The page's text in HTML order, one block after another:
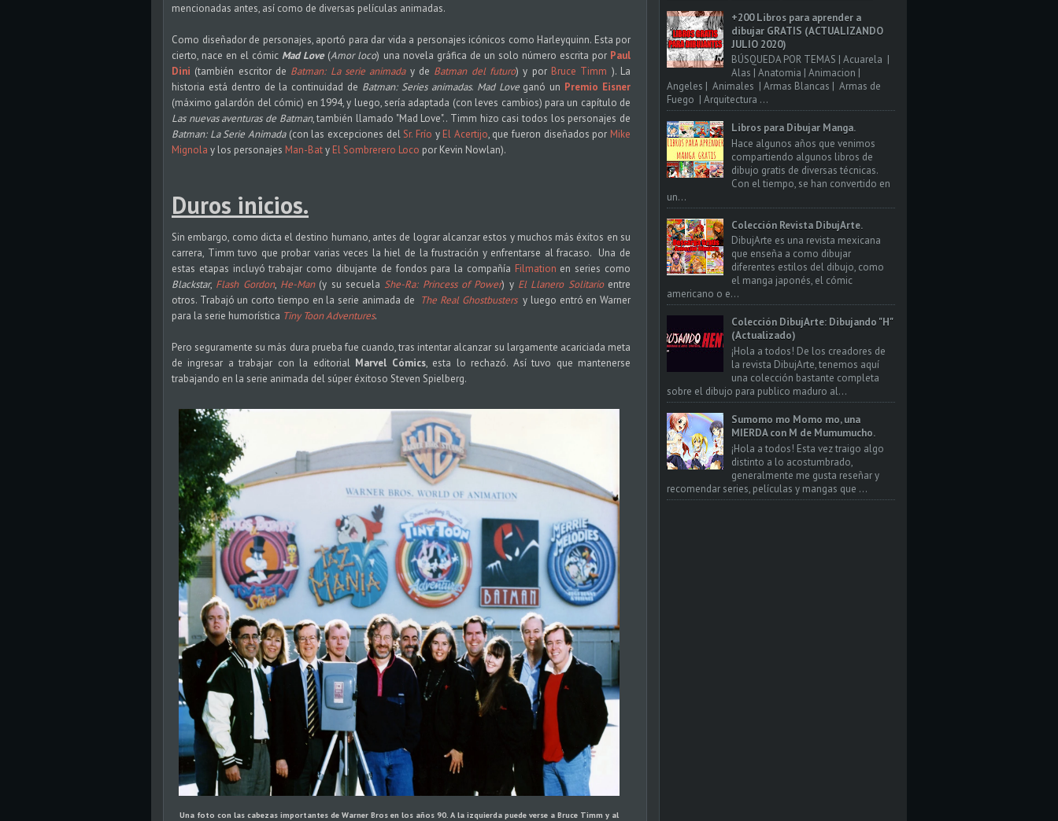
mencionadas antes, así como de diversas películas animadas.
Como diseñador de personajes, aportó para dar vida a personajes icónicos como Harleyquinn. Esta por
cierto, nace en el cómic Mad Love(Amor loco) una novela gráfica de un solo número escrita por Paul
Dini (también escritor de Batman: La serie animaday de Batman del futuro) y por Bruce Timm ). La
historia está dentro de la continuidad de Batman: Series animadas. Mad Loveganó un Premio Eisner
(máximo galardón del cómic) en 1994, y luego, sería adaptada (con leves cambios) para un capítulo de
Las nuevas aventuras de Batman, también llamado "Mad Love".. Timm hizo casi todos los personajes de
Batman: La Serie Animada(con las excepciones delSr. Frío y El Acertijo, que fueron diseñados por Mike
Mignola y los personajes Man-Baty El Sombrerero Loco por Kevin Nowlan).
Duros inicios.
Sin embargo, como dicta el destino humano, antes de lograr alcanzar estos y muchos más éxitos en su
carrera, Timm tuvo que probar varias veces la hiel de la frustración y enfrentarse al fracaso. Una de
estas etapas incluyó trabajar como dibujante de fondos para la compañía Filmation en series como
Blackstar, Flash Gordon, He-Man(y su secuela She-Ra: Princess of Power) y El Llanero Solitario entre
otros. Trabajó un corto tiempo en la serie animada de The Real Ghostbustersy luego entró en Warner
para la serie humorística Tiny Toon Adventures.
Pero seguramente su más dura prueba fue cuando, tras intentar alcanzar su largamente acariciada meta
de ingresar a trabajar con la editorial Marvel Cómics, esta lo rechazó. Así tuvo que mantenerse
trabajando en la serie animada del súper éxitoso Steven Spielberg.
Una foto con las cabezas importantes de Warner Bros en los años 90. A la izquierda puede verse a Bruce Timm y al
+200 Libros para aprender a
dibujar GRATIS (ACTUALIZANDO
JULIO 2020)
BÚSQUEDA POR TEMAS | Acuarela |
Alas | Anatomia | Animacion |
Angeles | Animales | Armas Blancas | Armas de
Fuego | Arquitectura ...
Libros para Dibujar Manga.
Hace algunos años que venimos
compartiendo algunos libros de
dibujo gratis de diversas técnicas.
Con el tiempo, se han convertido en
un...
Colección Revista DibujArte.
DibujArte es una revista mexicana
que enseña a como dibujar
diferentes estilos del dibujo, como
el manga japonés, el cómic
americano o e...
Colección DibujArte: Dibujando "H"
(Actualizado)
¡Hola a todos! De los creadores de
la revista DibujArte, tenemos aquí
una colección bastante completa
sobre el dibujo para publico maduro al...
Sumomo mo Momo mo, una
MIERDA con M de Mumumucho.
¡Hola a todos! Esta vez traigo algo
distinto a lo acostumbrado,
generalmente me gusta reseñar y
recomendar series, películas y mangas que ...